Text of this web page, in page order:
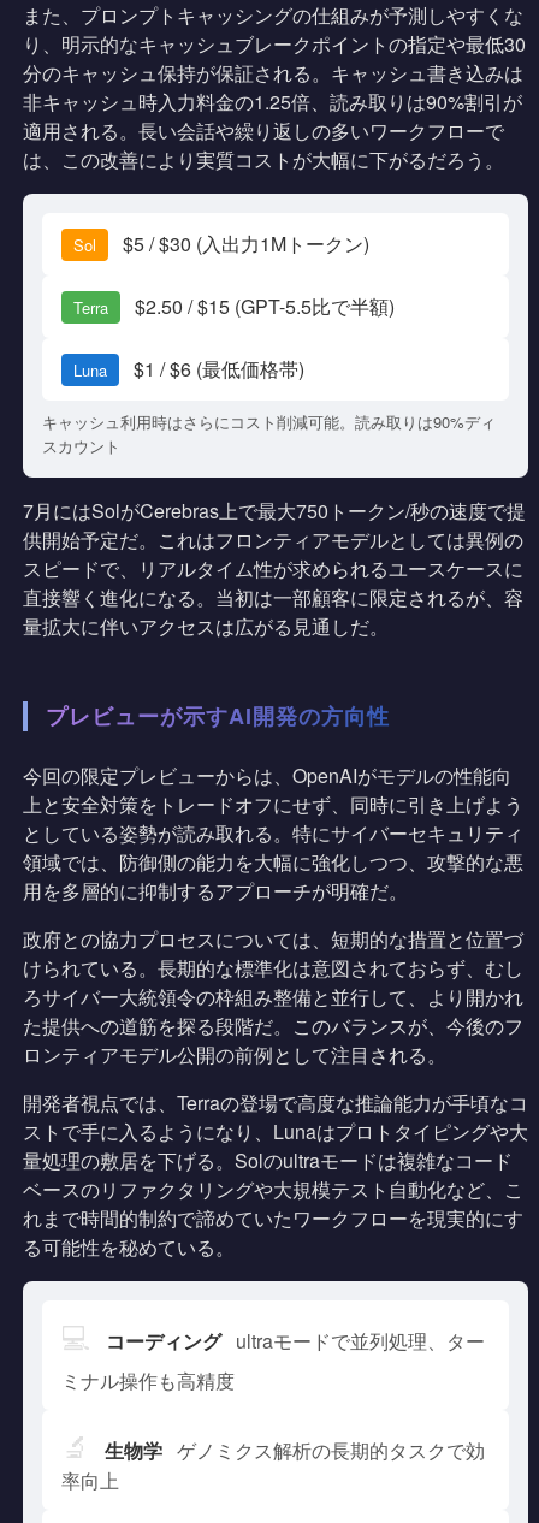
また、プロンプトキャッシングの仕組みが予測しやすくな
り、明示的なキャッシュブレークポイントの指定や最低30
分のキャッシュ保持が保証される。キャッシュ書き込みは
非キャッシュ時入力料金の1.25倍、読み取りは90%割引が
適用される。長い会話や繰り返しの多いワークフローで
は、この改善により実質コストが大幅に下がるだろう。
Sol $5 / $30 (入出力1Mトークン)
Terra $2.50 / $15 (GPT-5.5比で半額)
Luna $1 / $6 (最低価格帯)
キャッシュ利用時はさらにコスト削減可能。読み取りは90%ディ
スカウント
7月にはSolがCerebras上で最大750トークン/秒の速度で提
供開始予定だ。これはフロンティアモデルとしては異例の
スピードで、リアルタイム性が求められるユースケースに
直接響く進化になる。当初は一部顧客に限定されるが、容
量拡大に伴いアクセスは広がる見通しだ。
プレビューが示すAI開発の方向性
今回の限定プレビューからは、OpenAIがモデルの性能向
上と安全対策をトレードオフにせず、同時に引き上げよう
としている姿勢が読み取れる。特にサイバーセキュリティ
領域では、防御側の能力を大幅に強化しつつ、攻撃的な悪
用を多層的に抑制するアプローチが明確だ。
政府との協力プロセスについては、短期的な措置と位置づ
けられている。長期的な標準化は意図されておらず、むし
ろサイバー大統領令の枠組み整備と並行して、より開かれ
た提供への道筋を探る段階だ。このバランスが、今後のフ
ロンティアモデル公開の前例として注目される。
開発者視点では、Terraの登場で高度な推論能力が手頃なコ
ストで手に入るようになり、Lunaはプロトタイピングや大
量処理の敷居を下げる。Solのultraモードは複雑なコード
ベースのリファクタリングや大規模テスト自動化など、こ
れまで時間的制約で諦めていたワークフローを現実的にす
る可能性を秘めている。
💻 コーディング ultraモードで並列処理、ター
ミナル操作も高精度
🔬 生物学 ゲノミクス解析の長期的タスクで効
率向上